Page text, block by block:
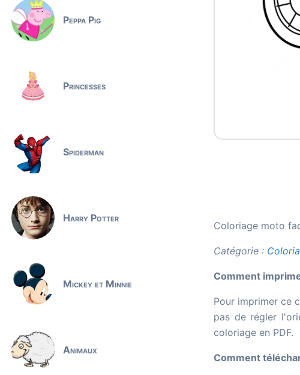
Peppa Pig
Princesses
Spiderman
Harry Potter
Mickey et Minnie
Animaux
Coloriage moto
Catégorie :
Comment
Pour imprimer ce
pas de régler
coloriage en PDF.
Comment